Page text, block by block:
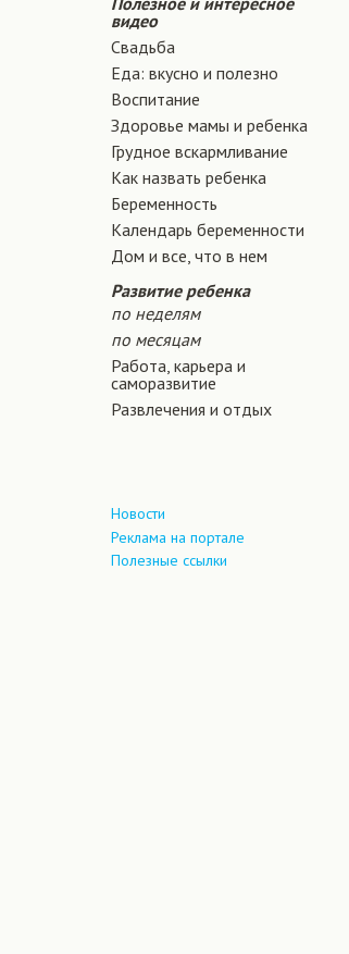
видео
Свадьба
Еда: вкусно и полезно
Воспитание
Здоровье мамы и ребенка
Грудное вскармливание
Как назвать ребенка
Беременность
Календарь беременности
Дом и все, что в нем
Развитие ребенка
по неделям
по месяцам
Работа, карьера и
саморазвитие
Развлечения и отдых
Новости
Реклама на портале
Полезные ссылки